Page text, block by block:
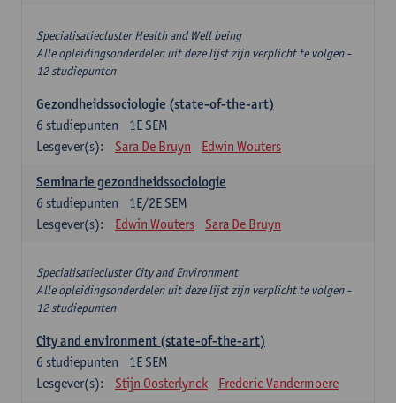
Specialisatiecluster Health and Well being
Alle opleidingsonderdelen uit deze lijst zijn verplicht te volgen -
12 studiepunten
Gezondheidssociologie (state-of-the-art)
1E SEM
6 studiepunten
Lesgever(s):
Sara De Bruyn Edwin Wouters
Seminarie gezondheidssociologie
1E/2E SEM
6 studiepunten
Lesgever(s):
Edwin Wouters Sara De Bruyn
Specialisatiecluster City and Environment
Alle opleidingsonderdelen uit deze lijst zijn verplicht te volgen -
12 studiepunten
City and environment (state-of-the-art)
1E SEM
6 studiepunten
Lesgever(s):
Stijn Oosterlynck Frederic Vandermoere